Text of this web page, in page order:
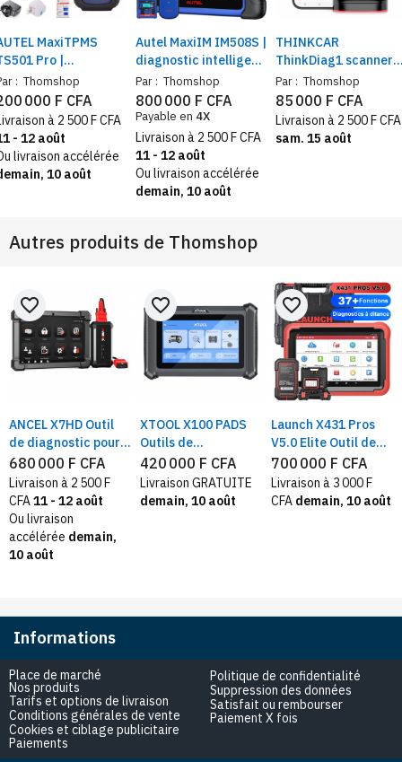
MaxiTPMS
Pro |
et
rapide
outil TPMS
: Thomshop
000 F CFA
à 2 500 F CFA
- 12 août
livraison accélérée
10 août
Autel MaxiIM IM508S |
diagnostic intelligent
et solutions
d’antidémarrage
complètes,
reprogrammation
rapide, résultats
fiables
Par : Thomshop
800 000 F CFA
Payable en 4X
Livraison à 2 500 F CFA
11 - 12 août
Ou livraison accélérée
demain, 10 août
THINKCAR
ThinkDiag1 scanner
Auto intelligent –
diagnostic
professionnel tous
systèmes + 16
Par : Thomshop
85 000 F CFA
Livraison à 2 500 F CFA
sam. 15 août
Autres produits de Thomshop
ANCEL X7HD Outil
de diagnostic pour
camions lourds et
BUS, système
complet, DPF, ABS,
ECU, réinitialisation
du scanner
favorite_border
680 000 F CFA
Livraison à 2 500 F
CFA11 - 12 août
Ou livraison
accélérée demain,
10 août
XTOOL X100 PADS
Outils de
programmation de
clés IMMO, clés
OBD2 Scanner de
favorite_border
420 000 F CFA
Livraison GRATUITE
demain, 10 août
Launch X431 Pros
V5.0 Elite Outil de
diagnostic
automobile Scanner
OBD2 37+ Service,
favorite_border
700 000 F CFA
Livraison à 3 000 F
CFA demain, 10 août
Informations
Place de marché
Nos produits
Tarifs et options de livraison
Conditions générales de vente
Cookies et ciblage publicitaire
Paiements
Politique de confidentialité
Suppression des données
Satisfait ou rembourser
Paiement X fois